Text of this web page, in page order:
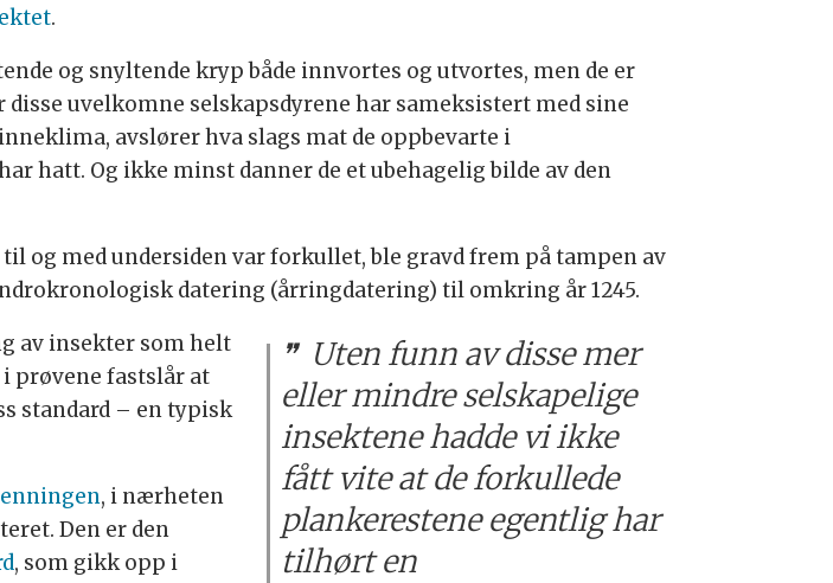
.
og snyltende kryp både innvortes og utvortes, men de er
uvelkomne selskapsdyrene har sameksistert med sine
avslører hva slags mat de oppbevarte i
hatt. Og ikke minst danner de et ubehagelig bilde av den
og med undersiden var forkullet, ble gravd frem på tampen av
datering (årringdatering) til omkring år 1245.
Uten funn av disse mer
eller mindre selskapelige
insektene hadde vi ikke
fått vite at de forkullede
plankerestene egentlig har
tilhørt en
av insekter som helt
prøvene fastslår at
standard – en typisk
, i nærheten
Den er den
, som gikk opp i